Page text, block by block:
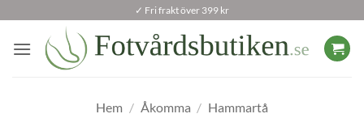
content
✓ Fri frakt över 399 kr
Hem / Åkomma / Hammartå